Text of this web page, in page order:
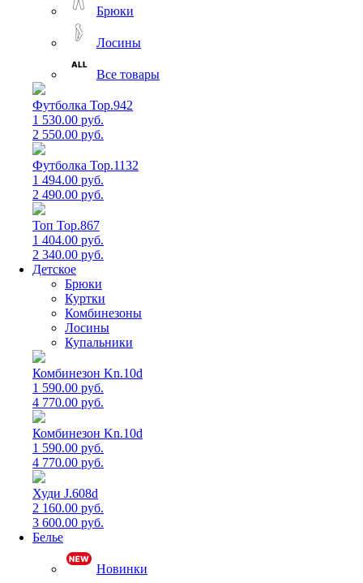
Брюки
Лосины
Все товары
Футболка Top.942
1 530.00 руб.
2 550.00 руб.
Футболка Top.1132
1 494.00 руб.
2 490.00 руб.
Топ Top.867
1 404.00 руб.
2 340.00 руб.
Детское
Брюки
Куртки
Комбинезоны
Лосины
Купальники
Комбинезон Kn.10d
1 590.00 руб.
4 770.00 руб.
Комбинезон Kn.10d
1 590.00 руб.
4 770.00 руб.
Худи J.608d
2 160.00 руб.
3 600.00 руб.
Белье
Новинки